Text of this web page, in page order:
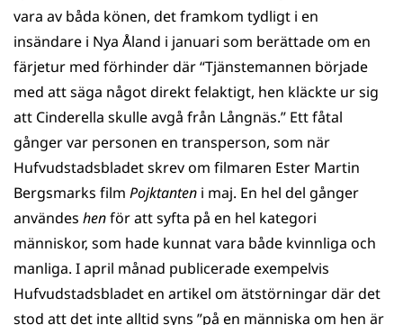
vara av båda könen, det framkom tydligt i en
insändare i Nya Åland i januari som berättade om en
färjetur med förhinder där “Tjänstemannen började
med att säga något direkt felaktigt, hen kläckte ur sig
att Cinderella skulle avgå från Långnäs.” Ett fåtal
gånger var personen en transperson, som när
Hufvudstadsbladet skrev om filmaren Ester Martin
Bergsmarks film Pojktanten i maj. En hel del gånger
användes henför att syfta på en hel kategori
människor, som hade kunnat vara både kvinnliga och
manliga. I april månad publicerade exempelvis
Hufvudstadsbladet en artikel om ätstörningar där det
stod att det inte alltid syns ”på en människa om hen är